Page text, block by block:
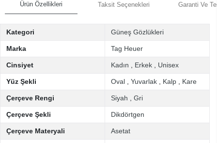
Ürün Özellikleri Taksit Seçenekleri Garanti Ve
Kategori Güneş Gözlükleri
Marka Tag Heuer
Cinsiyet Kadın Erkek Unisex
Yüz Şekli Oval Yuvarlak Kalp Kare
Çerçeve Rengi Siyah Gri
Çerçeve Şekli Dikdörtgen
Çerçeve Materyali Asetat